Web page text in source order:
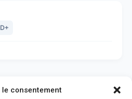
le consentement